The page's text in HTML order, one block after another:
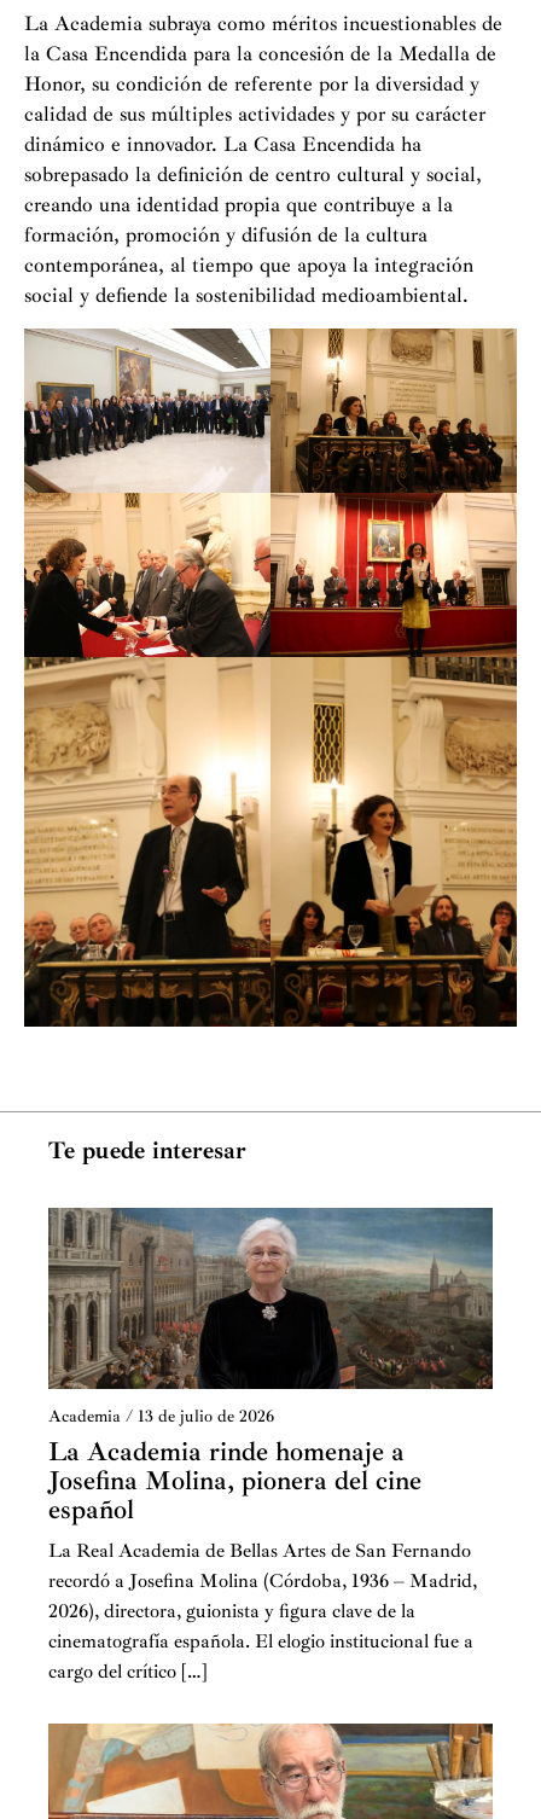
La Academia subraya como méritos incuestionables de
la Casa Encendida para la concesión de la Medalla de
Honor, su condición de referente por la diversidad y
calidad de sus múltiples actividades y por su carácter
dinámico e innovador. La Casa Encendida ha
sobrepasado la definición de centro cultural y social,
creando una identidad propia que contribuye a la
formación, promoción y difusión de la cultura
contemporánea, al tiempo que apoya la integración
social y defiende la sostenibilidad medioambiental.
Te puede interesar
Academia / 13 de julio de 2026
La Academia rinde homenaje a
Josefina Molina, pionera del cine
español
La Real Academia de Bellas Artes de San Fernando
recordó a Josefina Molina (Córdoba, 1936 – Madrid,
2026), directora, guionista y figura clave de la
cinematografía española. El elogio institucional fue a
cargo del crítico […]